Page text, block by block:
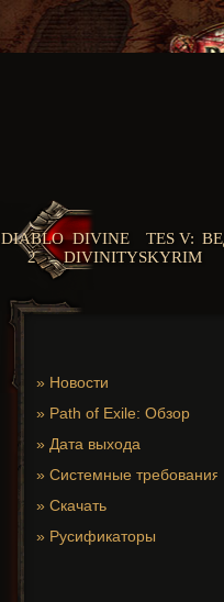
DIABLO
2
DIVINE
DIVINITY
TES V:
SKYRIM
» Новости
» Path of Exile: Обзор
» Дата выхода
» Системные требования
» Скачать
» Русификаторы